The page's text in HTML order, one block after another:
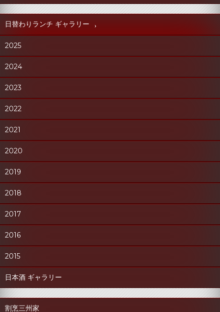
日替わりランチ ギャラリー
2025
2024
2023
2022
2021
2020
2019
2018
2017
2016
2015
日本酒 ギャラリー
割烹三州家